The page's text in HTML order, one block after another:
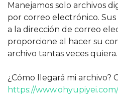
Manejamos solo archivos
por correo electrónico. Sus
a la dirección de correo
proporcione al hacer su
archivo tantas veces quiera.
¿Cómo llegará mi archivo?
https://